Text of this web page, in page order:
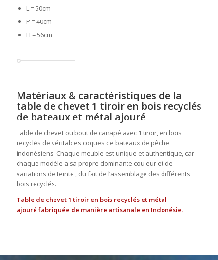
L = 50cm
P = 40cm
H = 56cm
Matériaux & caractéristiques de la
table de chevet 1 tiroir en bois recyclés
de bateaux et métal ajouré
Table de chevet ou bout de canapé avec 1 tiroir, en bois
recyclés de véritables coques de bateaux de pêche
indonésiens. Chaque meuble est unique et authentique, car
chaque modèle a sa propre dominante couleur et de
variations de teinte , du fait de l’assemblage des différents
bois recyclés.
Table de chevet 1 tiroir en bois recyclés et métal
ajouré fabriquée de manière artisanale en Indonésie.